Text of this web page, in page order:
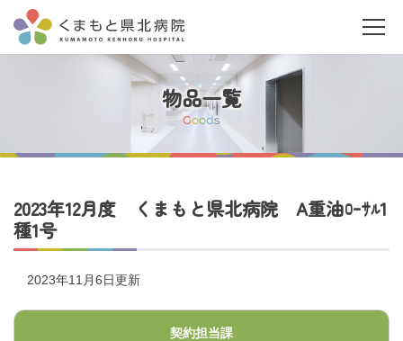
物品一覧
Goods
2023年12月度 くまもと県北病院 A重油ﾛｰｻﾙ1
種1号
2023年11月6日更新
契約担当課
当院について
診療科・部門案内